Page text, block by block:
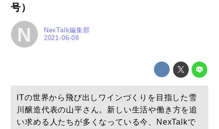
号）
N 2021-06-08
NexTalk編集部
ITの世界から飛び出しワインづくりを目指した雪
川醸造代表の山平さん。新しい生活や働き方を追
い求める人たちが多くなっている今、NexTalkで